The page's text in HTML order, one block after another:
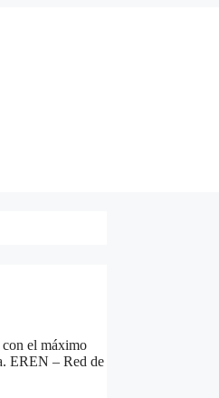
el máximo
EREN – Red de